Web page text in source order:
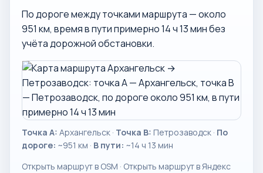
По дороге между точками маршрута — около
951 км, время в пути примерно 14 ч 13 мин без
учёта дорожной обстановки.
Точка A: Архангельск · Точка B: Петрозаводск · По
дороге: ~951 км · В пути: ~14 ч 13 мин
Открыть маршрут в OSM · Открыть маршрут в Яндекс